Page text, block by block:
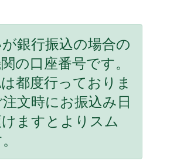
銀行振込の場合の
の口座番号です。
都度行っておりま
文時にお振込み日
ますとよりスム